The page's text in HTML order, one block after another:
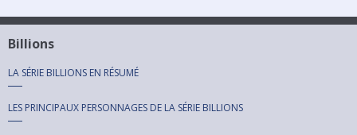
Billions
LA SÉRIE BILLIONS EN RÉSUMÉ
LES PRINCIPAUX PERSONNAGES DE LA SÉRIE BILLIONS